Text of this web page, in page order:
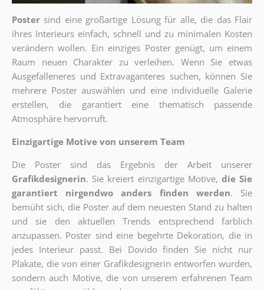
Poster sind eine großartige Lösung für alle, die das Flair
ihres Interieurs einfach, schnell und zu minimalen Kosten
verändern wollen. Ein einziges Poster genügt, um einem
Raum neuen Charakter zu verleihen. Wenn Sie etwas
Ausgefalleneres und Extravaganteres suchen, können Sie
mehrere Poster auswählen und eine individuelle Galerie
erstellen, die garantiert eine thematisch passende
Atmosphäre hervorruft.
Einzigartige Motive von unserem Team
Die Poster sind das Ergebnis der Arbeit unserer
Grafikdesignerin. Sie kreiert einzigartige Motive, die Sie
garantiert nirgendwo anders finden werden. Sie
bemüht sich, die Poster auf dem neuesten Stand zu halten
und sie den aktuellen Trends entsprechend farblich
anzupassen. Poster sind eine begehrte Dekoration, die in
jedes Interieur passt. Bei Dovido finden Sie nicht nur
Plakate, die von einer Grafikdesignerin entworfen wurden,
sondern auch Motive, die von unserem erfahrenen Team